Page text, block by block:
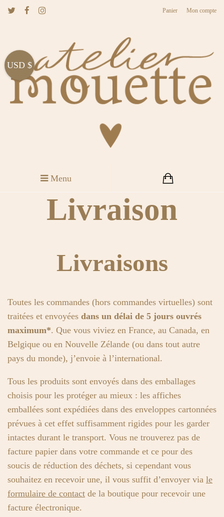
Mon compte
Panier
Menu
Livraison
Livraisons
Toutes les commandes (hors commandes virtuelles) sont
traitées et envoyées dans un délai de 5 jours ouvrés
maximum*. Que vous viviez en France, au Canada, en
Belgique ou en Nouvelle Zélande (ou dans tout autre
pays du monde), j’envoie à l’international.
Tous les produits sont envoyés dans des emballages
choisis pour les protéger au mieux : les affiches
emballées sont expédiées dans des enveloppes cartonnées
prévues à cet effet suffisamment rigides pour les garder
intactes durant le transport. Vous ne trouverez pas de
facture papier dans votre commande et ce pour des
soucis de réduction des déchets, si cependant vous
souhaitez en recevoir une, il vous suffit d’envoyer via le
formulaire de contact de la boutique pour recevoir une
facture électronique.
USD $